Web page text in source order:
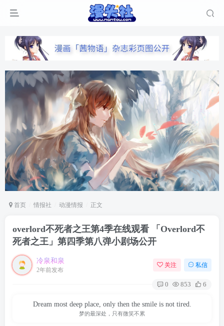
首页 情报社 动漫情报 正文
overlord不死者之王第4季在线观看 「Overlord不
死者之王」第四季第八弹小剧场公开
冷泉和泉
2年前发布
关注 私信
0 853 6
Dream most deep place, only then the smile is not tired.
梦的最深处，只有微笑不累